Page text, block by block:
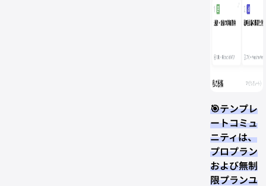
🎯テンプレ
ートコミュ
ニティは、
プロプラン
および無制
限プランユ